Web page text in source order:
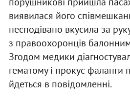
виявилася його
несподівано вкусила за
з правоохоронців
Згодом медики
гематому і прокус фаланги
йдеться в повідомленні.